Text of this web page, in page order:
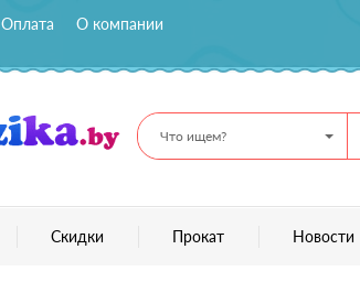
Оплата О компании
Что ищем?
Скидки Прокат Новости